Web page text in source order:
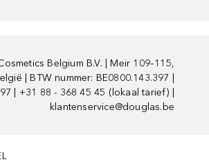
Belgium B.V. | Meir 109–115,
| BTW nummer: BE0800.143.397 |
| +31 88 - 368 45 45 (lokaal tarief) |
klantenservice@douglas.be